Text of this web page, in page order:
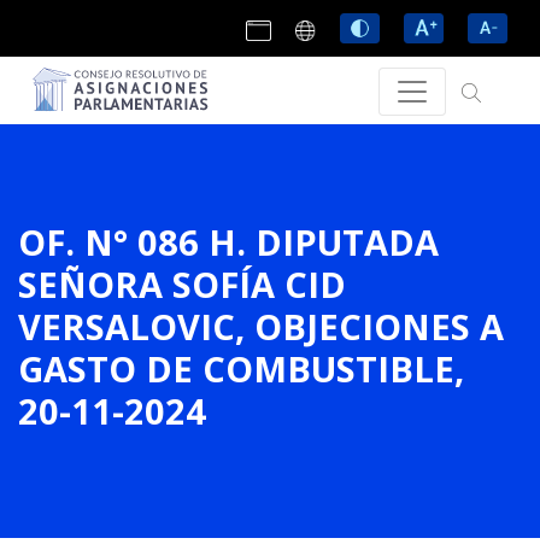
OF. N° 086 H. DIPUTADA
SEÑORA SOFÍA CID
VERSALOVIC, OBJECIONES A
GASTO DE COMBUSTIBLE,
20-11-2024